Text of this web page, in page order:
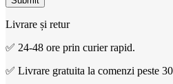
Livrare și retur
✅ 24-48 ore prin curier rapid.
✅ Livrare gratuita la comenzi peste